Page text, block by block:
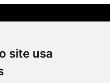
site usa